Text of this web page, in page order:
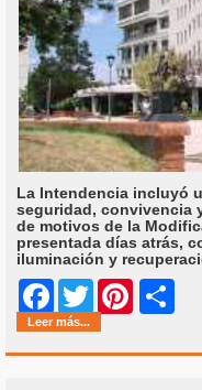
La Intendencia incluyó
seguridad, convivencia
de motivos de la
presentada días atrás,
iluminación y
Facebook
Twitter Pinterest
Leer más...